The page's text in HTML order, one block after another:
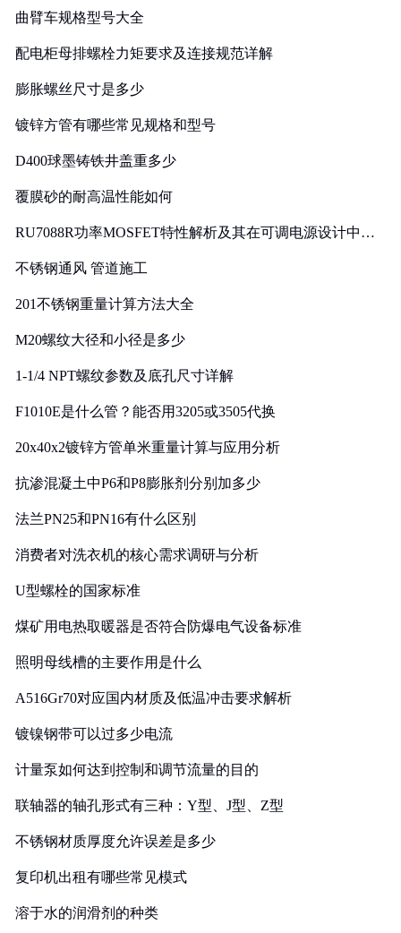
曲臂车规格型号大全
配电柜母排螺栓力矩要求及连接规范详解
膨胀螺丝尺寸是多少
镀锌方管有哪些常见规格和型号
D400球墨铸铁井盖重多少
覆膜砂的耐高温性能如何
RU7088R功率MOSFET特性解析及其在可调电源设计中的
不锈钢通风 管道施工
201不锈钢重量计算方法大全
M20螺纹大径和小径是多少
1-1/4 NPT螺纹参数及底孔尺寸详解
F1010E是什么管？能否用3205或3505代换
20x40x2镀锌方管单米重量计算与应用分析
抗渗混凝土中P6和P8膨胀剂分别加多少
法兰PN25和PN16有什么区别
消费者对洗衣机的核心需求调研与分析
U型螺栓的国家标准
煤矿用电热取暖器是否符合防爆电气设备标准
照明母线槽的主要作用是什么
A516Gr70对应国内材质及低温冲击要求解析
镀镍钢带可以过多少电流
计量泵如何达到控制和调节流量的目的
联轴器的轴孔形式有三种：Y型、J型、Z型
不锈钢材质厚度允许误差是多少
复印机出租有哪些常见模式
溶于水的润滑剂的种类